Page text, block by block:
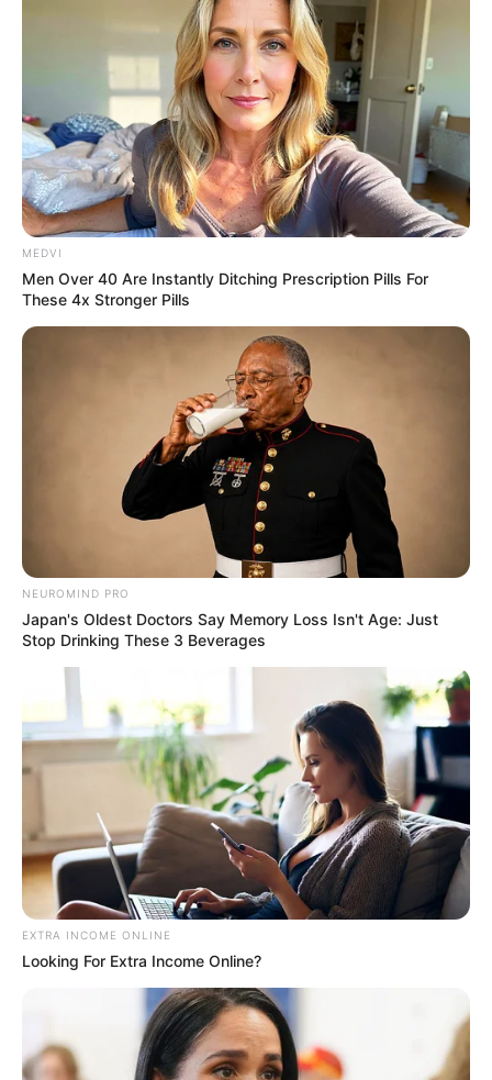
MEDVI
Men Over 40 Are Instantly Ditching Prescription Pills For
These 4x Stronger Pills
NEUROMIND PRO
Japan's Oldest Doctors Say Memory Loss Isn't Age: Just
Stop Drinking These 3 Beverages
EXTRA INCOME ONLINE
Looking For Extra Income Online?